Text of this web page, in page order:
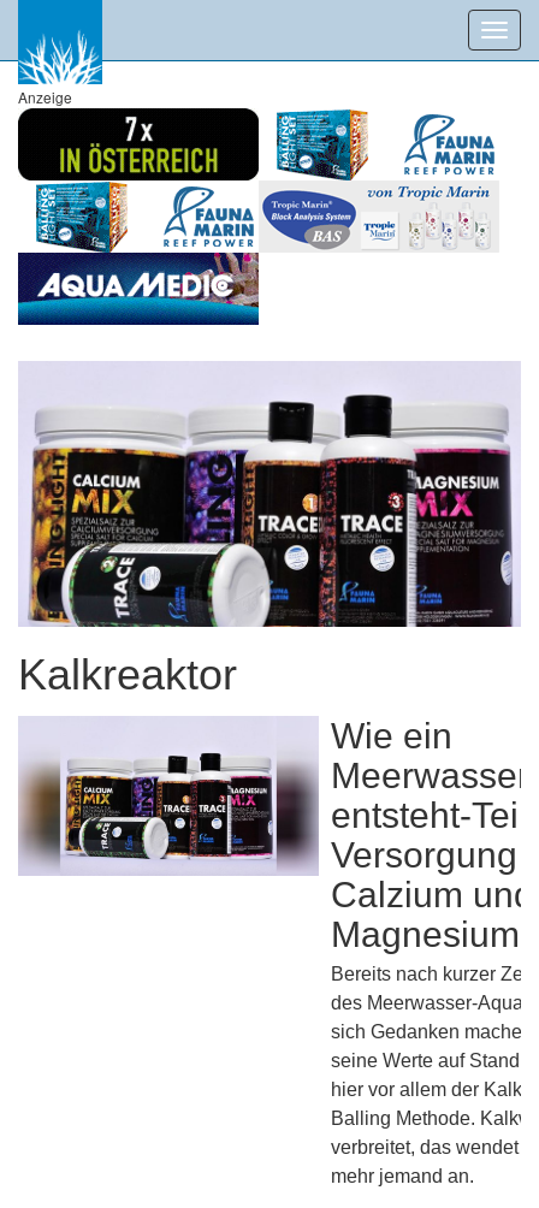
Anzeige
Kalkreaktor
Wie ein
entsteht-Teil
Versorgung
Calzium und
Magnesium
Bereits nach kurzer
des Meerwasser-
sich Gedanken machen
seine Werte auf Stand
hier vor allem der
Balling Methode.
verbreitet, das wendet
mehr jemand an.